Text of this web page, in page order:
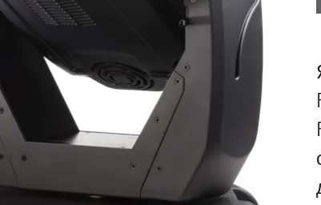
Robe On The Road
Robe на площадке
«Кладовая технологий» Robe
lighting
ProMotion Lighting
Robe Maritime